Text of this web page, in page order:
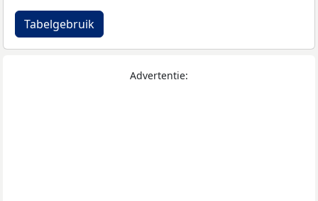
Tabelgebruik
Advertentie: